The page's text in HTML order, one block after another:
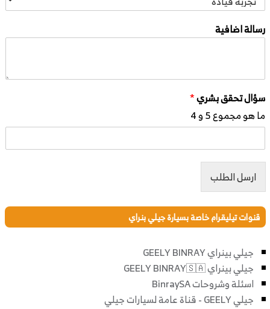
رسالة اضافية
سؤال تحقق بشري*
ما هو مجموع 5 و 4
ارسل الطلب
قنوات تيليقرام خاصة بسيارة جيلي بنراي
جيلي بينراي GEELY BINRAY
جيلي بينراي GEELY BINRAY🇸🇦
اسئلة وشروحات BinraySA
جيلي GEELY - قناة عامة لسيارات جيلي